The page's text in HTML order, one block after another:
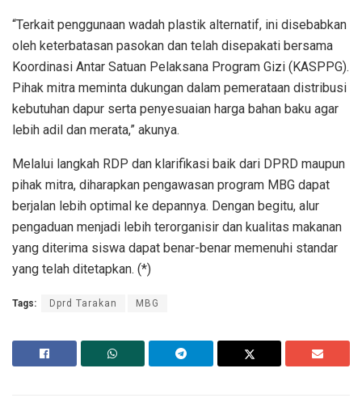
“Terkait penggunaan wadah plastik alternatif, ini disebabkan
oleh keterbatasan pasokan dan telah disepakati bersama
Koordinasi Antar Satuan Pelaksana Program Gizi (KASPPG).
Pihak mitra meminta dukungan dalam pemerataan distribusi
kebutuhan dapur serta penyesuaian harga bahan baku agar
lebih adil dan merata,” akunya.
Melalui langkah RDP dan klarifikasi baik dari DPRD maupun
pihak mitra, diharapkan pengawasan program MBG dapat
berjalan lebih optimal ke depannya. Dengan begitu, alur
pengaduan menjadi lebih terorganisir dan kualitas makanan
yang diterima siswa dapat benar-benar memenuhi standar
yang telah ditetapkan. (*)
Tags: Dprd Tarakan MBG